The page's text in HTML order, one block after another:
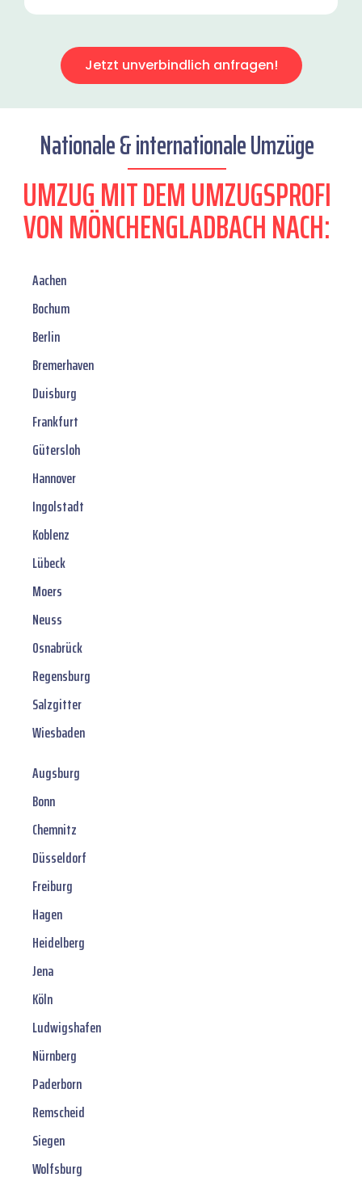
Jetzt unverbindlich anfragen!
Nationale & internationale Umzüge
UMZUG MIT DEM UMZUGSPROFI
VON MÖNCHENGLADBACH NACH:
Aachen
Bochum
Berlin
Bremerhaven
Duisburg
Frankfurt
Gütersloh
Hannover
Ingolstadt
Koblenz
Lübeck
Moers
Neuss
Osnabrück
Regensburg
Salzgitter
Wiesbaden
Augsburg
Bonn
Chemnitz
Düsseldorf
Freiburg
Hagen
Heidelberg
Jena
Köln
Ludwigshafen
Nürnberg
Paderborn
Remscheid
Siegen
Wolfsburg